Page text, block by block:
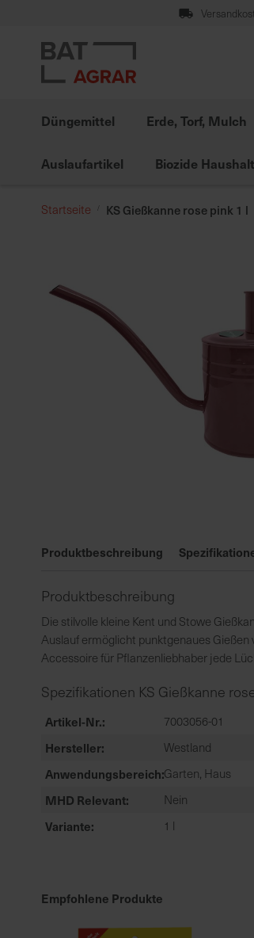
springen
Düngemittel Erde, Torf, Mulch
Auslaufartikel Biozide
Startseite KS Gießkanne rose pink 1 l
Bildgalerie
springen
der
springen
Produktbeschreibung
Produktbeschreibung
Die stilvolle kleine Kent und Stowe
Auslauf ermöglicht punktgenaues Gießen
Accessoire für Pflanzenliebhaber jede
Spezifikationen KS Gießkanne
Artikel-Nr. 7003056-01
Hersteller Westland
Anwendungsbereich Garten, Haus
MHD Relevant Nein
Variante 1 l
Empfohlene Produkte